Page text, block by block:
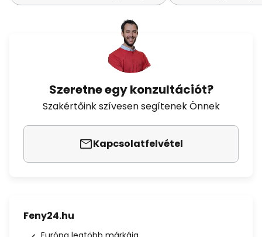
Szeretne egy konzultációt?
Szakértőink szívesen segítenek Önnek
Kapcsolatfelvétel
Feny24.hu